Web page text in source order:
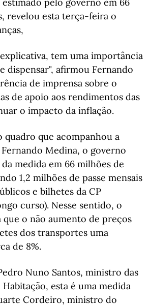
revelou esta terça-feira o
tem uma importância
dispensar", afirmou Fernando
de imprensa sobre o
de apoio aos rendimentos das
o impacto da inflação.
quadro que acompanhou a
Medina, o governo
medida em 66 milhões de
1,2 milhões de passe mensais
e bilhetes da CP
curso). Nesse sentido, o
o não aumento de preços
dos transportes uma
de 8%.
Nuno Santos, ministro das
esta é uma medida
Cordeiro, ministro do